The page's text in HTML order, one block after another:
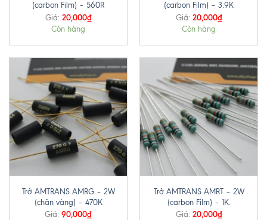
(carbon Film) – 560R
Giá: 20,000₫
Còn hàng
(carbon Film) – 3.9K
Giá: 20,000₫
Còn hàng
Trở AMTRANS AMRG – 2W
(chân vàng) – 470K
Giá: 90,000₫
Trở AMTRANS AMRT – 2W
(carbon Film) – 1K.
Giá: 20,000₫